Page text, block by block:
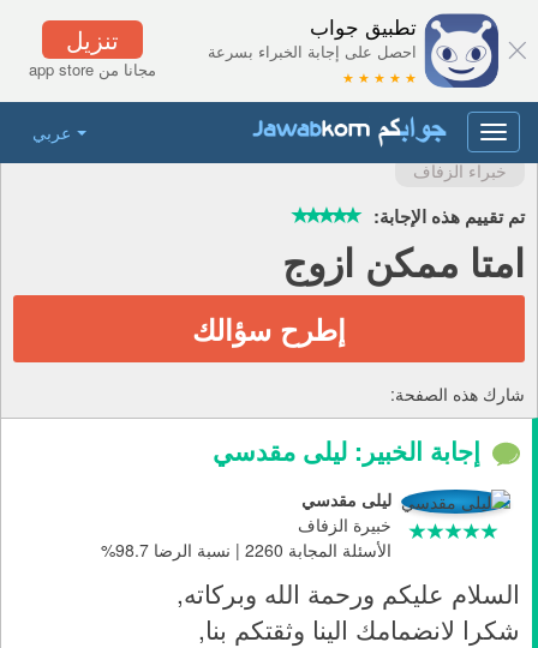
تنزيل
مجانا من app store
تطبيق جواب
احصل على إجابة الخبراء بسرعة
★ ★ ★ ★ ★
عربي
Toggle
navigation
خبراء الزفاف
تم تقييم هذه الإجابة:
امتا ممكن ازوج
إطرح سؤالك
شارك هذه الصفحة:
إجابة الخبير: ليلى مقدسي
ليلى مقدسي
خبيرة الزفاف
الأسئلة المجابة 2260 | نسبة الرضا 98.7%
السلام عليكم ورحمة الله وبركاته,
شكرا لانضمامك الينا وثقتكم بنا,